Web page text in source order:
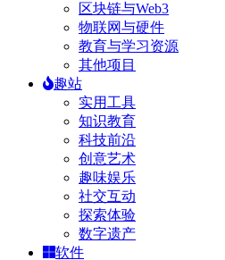
区块链与Web3
物联网与硬件
教育与学习资源
其他项目
趣站
实用工具
知识教育
科技前沿
创意艺术
趣味娱乐
社交互动
探索体验
数字遗产
软件